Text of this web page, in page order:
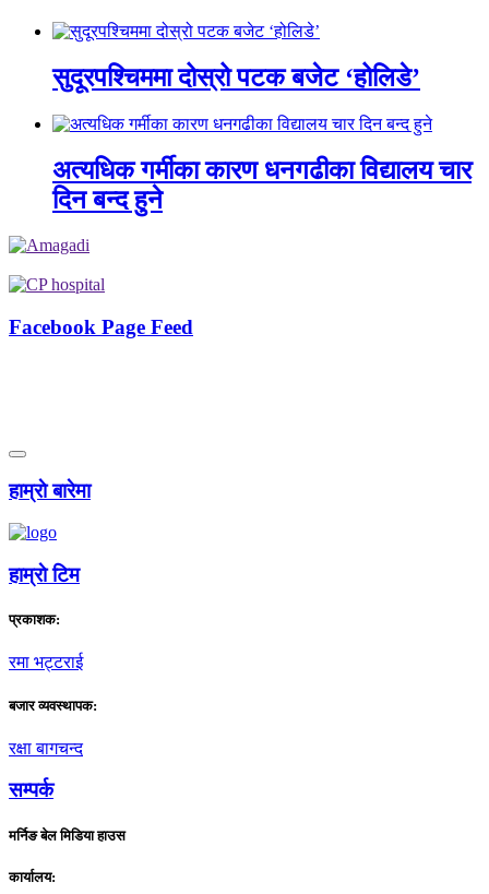
सुदूरपश्चिममा दोस्रो पटक बजेट ‘होलिडे’
अत्यधिक गर्मीका कारण धनगढीका विद्यालय चार
दिन बन्द हुने
Facebook Page Feed
हाम्राे बारेमा
हाम्राे टिम
प्रकाशक:
रमा भट्टराई
बजार व्यवस्थापक:
रक्षा बागचन्द
सम्पर्क
मर्निङ बेल मिडिया हाउस
कार्यालय: